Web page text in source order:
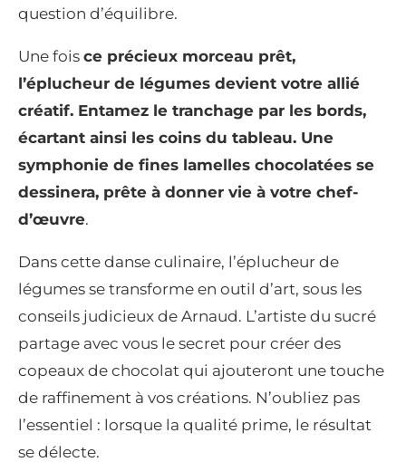
question d’équilibre.
Une fois ce précieux morceau prêt,
l’éplucheur de légumes devient votre allié
créatif. Entamez le tranchage par les bords,
écartant ainsi les coins du tableau. Une
symphonie de fines lamelles chocolatées se
dessinera, prête à donner vie à votre chef-
d’œuvre.
Dans cette danse culinaire, l’éplucheur de
légumes se transforme en outil d’art, sous les
conseils judicieux de Arnaud. L’artiste du sucré
partage avec vous le secret pour créer des
copeaux de chocolat qui ajouteront une touche
de raffinement à vos créations. N’oubliez pas
l’essentiel : lorsque la qualité prime, le résultat
se délecte.